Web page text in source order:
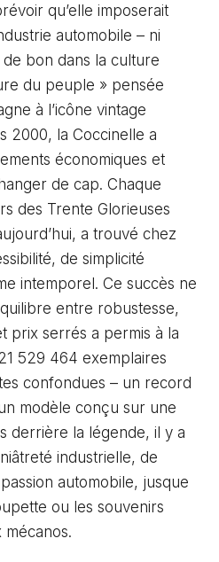
qu’elle imposerait
automobile – ni
de bon dans la culture
du peuple » pensée
à l’icône vintage
2000, la Coccinelle a
économiques et
de cap. Chaque
des Trente Glorieuses
a trouvé chez
de simplicité
intemporel. Ce succès ne
entre robustesse,
prix serrés a permis à la
529 464 exemplaires
confondues – un record
modèle conçu sur une
derrière la légende, il y a
industrielle, de
automobile, jusque
ou les souvenirs
mécanos.